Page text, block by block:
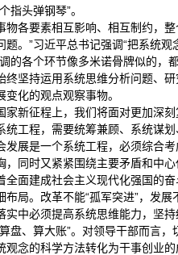
指头弹钢琴”。
物各要素相互影响、相互制约，
。”习近平总书记强调“把系统
的各个环节像多米诺骨牌似的
终坚持运用系统思维分析问题、
化的观点观察事物。
家新征程上，我们将面对更加深
统工程，需要统筹兼顾、系统谋
发展是一个系统工程，必须综合
，同时又紧紧围绕主要矛盾和中
全面建成社会主义现代化强国的
局。改革不能“孤军突进”，发
中必须提高系统思维能力，坚
盘、算大账”。对领导干部而言
观念的科学方法转化为干事创业